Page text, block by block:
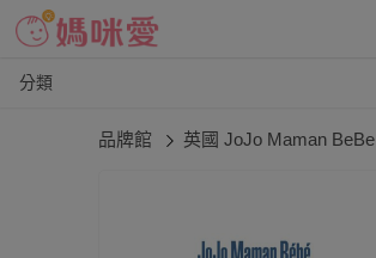
分類
品牌館 英國 JoJo Maman BeBe